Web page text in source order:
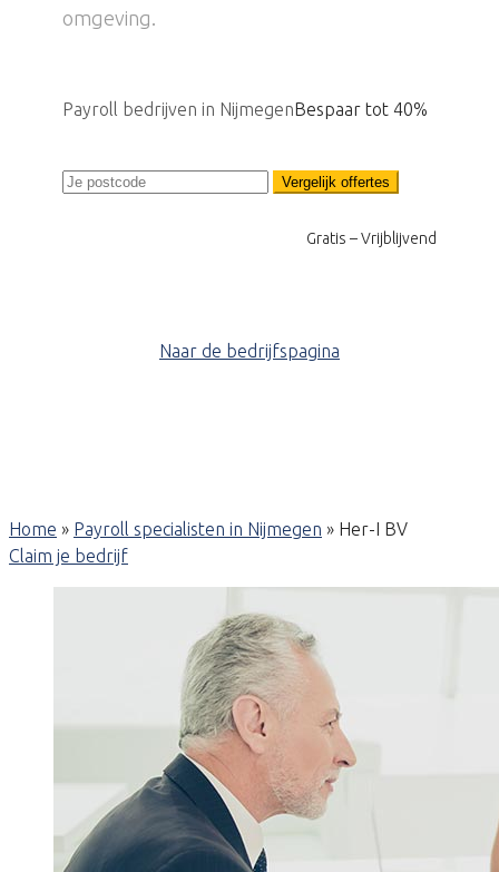
omgeving.
Payroll bedrijven in NijmegenBespaar tot 40%
Vergelijk offertes
Gratis – Vrijblijvend
Naar de bedrijfspagina
Home » Payroll specialisten in Nijmegen » Her-I BV
Claim je bedrijf